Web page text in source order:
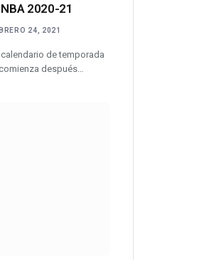
2020-21
24, 2021
de temporada
después…